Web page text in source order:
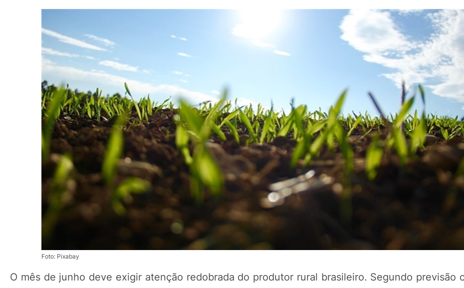
Foto: Pixabay
O mês de junho deve exigir atenção redobrada do produtor rural brasileiro. Segundo previsão